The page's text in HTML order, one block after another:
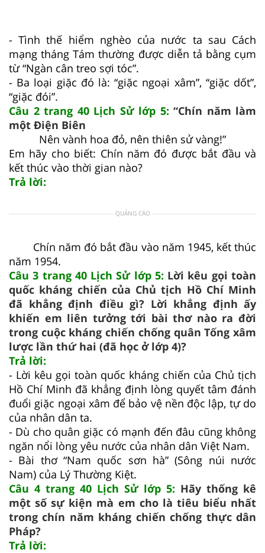
- Tình thế hiểm nghèo của nước ta sau Cách
mạng tháng Tám thường được diễn tả bằng cụm
từ “Ngàn cân treo sợi tóc”.
- Ba loại giặc đó là: “giặc ngoại xâm”, “giặc dốt”,
“giặc đói”.
Câu 2 trang 40 Lịch Sử lớp 5: “Chín năm làm
một Điện Biên
Nên vành hoa đỏ, nên thiên sử vàng!”
Em hãy cho biết: Chín năm đó được bắt đầu và
kết thúc vào thời gian nào?
Trả lời:
QUẢNG CÁO
Chín năm đó bắt đầu vào năm 1945, kết thúc
năm 1954.
Câu 3 trang 40 Lịch Sử lớp 5: Lời kêu gọi toàn
quốc kháng chiến của Chủ tịch Hồ Chí Minh
đã khẳng định điều gì? Lời khẳng định ấy
khiến em liên tưởng tới bài thơ nào ra đời
trong cuộc kháng chiến chống quân Tống xâm
lược lần thứ hai (đã học ở lớp 4)?
Trả lời:
- Lời kêu gọi toàn quốc kháng chiến của Chủ tịch
Hồ Chí Minh đã khẳng định lòng quyết tâm đánh
đuổi giặc ngoại xâm để bảo vệ nền độc lập, tự do
của nhân dân ta.
- Dù cho quân giặc có mạnh đến đâu cũng không
ngăn nổi lòng yêu nước của nhân dân Việt Nam.
- Bài thơ “Nam quốc sơn hà” (Sông núi nước
Nam) của Lý Thường Kiệt.
Câu 4 trang 40 Lịch Sử lớp 5: Hãy thống kê
một số sự kiện mà em cho là tiêu biểu nhất
trong chín năm kháng chiến chống thực dân
Pháp?
Trả lời: